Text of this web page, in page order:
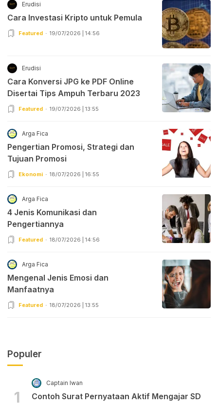
Erudisi
Cara Investasi Kripto untuk Pemula
Featured 19/07/2026 | 14:56
Erudisi
Cara Konversi JPG ke PDF Online
Disertai Tips Ampuh Terbaru 2023
Featured 19/07/2026 | 13:55
Arga Fica
Pengertian Promosi, Strategi dan
Tujuan Promosi
Ekonomi 18/07/2026 | 16:55
Arga Fica
4 Jenis Komunikasi dan
Pengertiannya
Featured 18/07/2026 | 14:56
Arga Fica
Mengenal Jenis Emosi dan
Manfaatnya
Featured 18/07/2026 | 13:55
Populer
1
Captain Iwan
Contoh Surat Pernyataan Aktif Mengajar SD